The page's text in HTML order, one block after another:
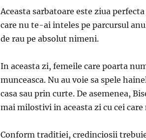
Aceasta sarbatoare este ziua
care nu te-ai inteles pe parcursul
de rau pe absolut nimeni.
In aceasta zi, femeile care poarta
munceasca. Nu au voie sa spele
casa sau prin curte. De asemenea,
mai milostivi in aceasta zi cu cei
Conform traditiei, credinciosii